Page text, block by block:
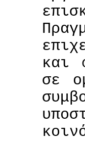
και
σε